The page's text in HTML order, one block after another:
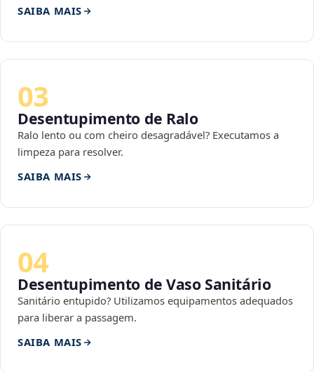
SAIBA MAIS
03
Desentupimento de Ralo
Ralo lento ou com cheiro desagradável? Executamos a
limpeza para resolver.
SAIBA MAIS
04
Desentupimento de Vaso Sanitário
Sanitário entupido? Utilizamos equipamentos adequados
para liberar a passagem.
SAIBA MAIS